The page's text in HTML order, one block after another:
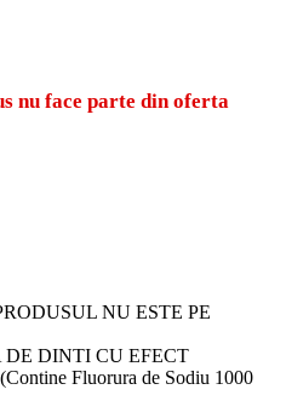
nu face parte din oferta
NU ESTE PE
DINTI CU EFECT
Fluorura de Sodiu 1000